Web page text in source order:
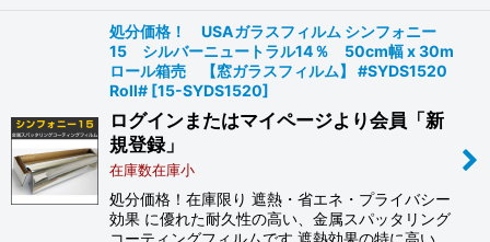
処分価格！ USAガラスフィルム シンフォニー
15 シルバーニュートラル14％ 50cm幅 x 30m
ロール箱売 【窓ガラスフィルム】 #SYDS1520
Roll# [15-SYDS1520]
ログインまたはマイページより会員「新
規登録」
在庫数在庫小
処分価格！在庫限り 遮熱・省エネ・プライバシー
効果 に優れた耐久性の高い、金属スパッタリング